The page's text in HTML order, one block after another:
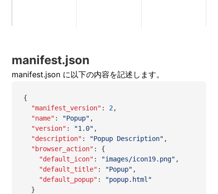
manifest.json
manifest.json に以下の内容を記述します。
{
  "manifest_version"
: 2,
  "name"
: "Popup" ,
  "version"
: "1.0" ,
  "description"
: "Popup Description" ,
  "browser_action"
:
{
    "default_icon"
: "images/icon19.png" ,
    "default_title"
: "Popup" ,
    "default_popup"
:
"popup.html"
  }